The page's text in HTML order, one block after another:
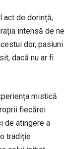
act de dorință;
intensă de ne
dor, pasiuni
dacă nu ar fi
mistică
fiecărei
de atingere a
tradiție